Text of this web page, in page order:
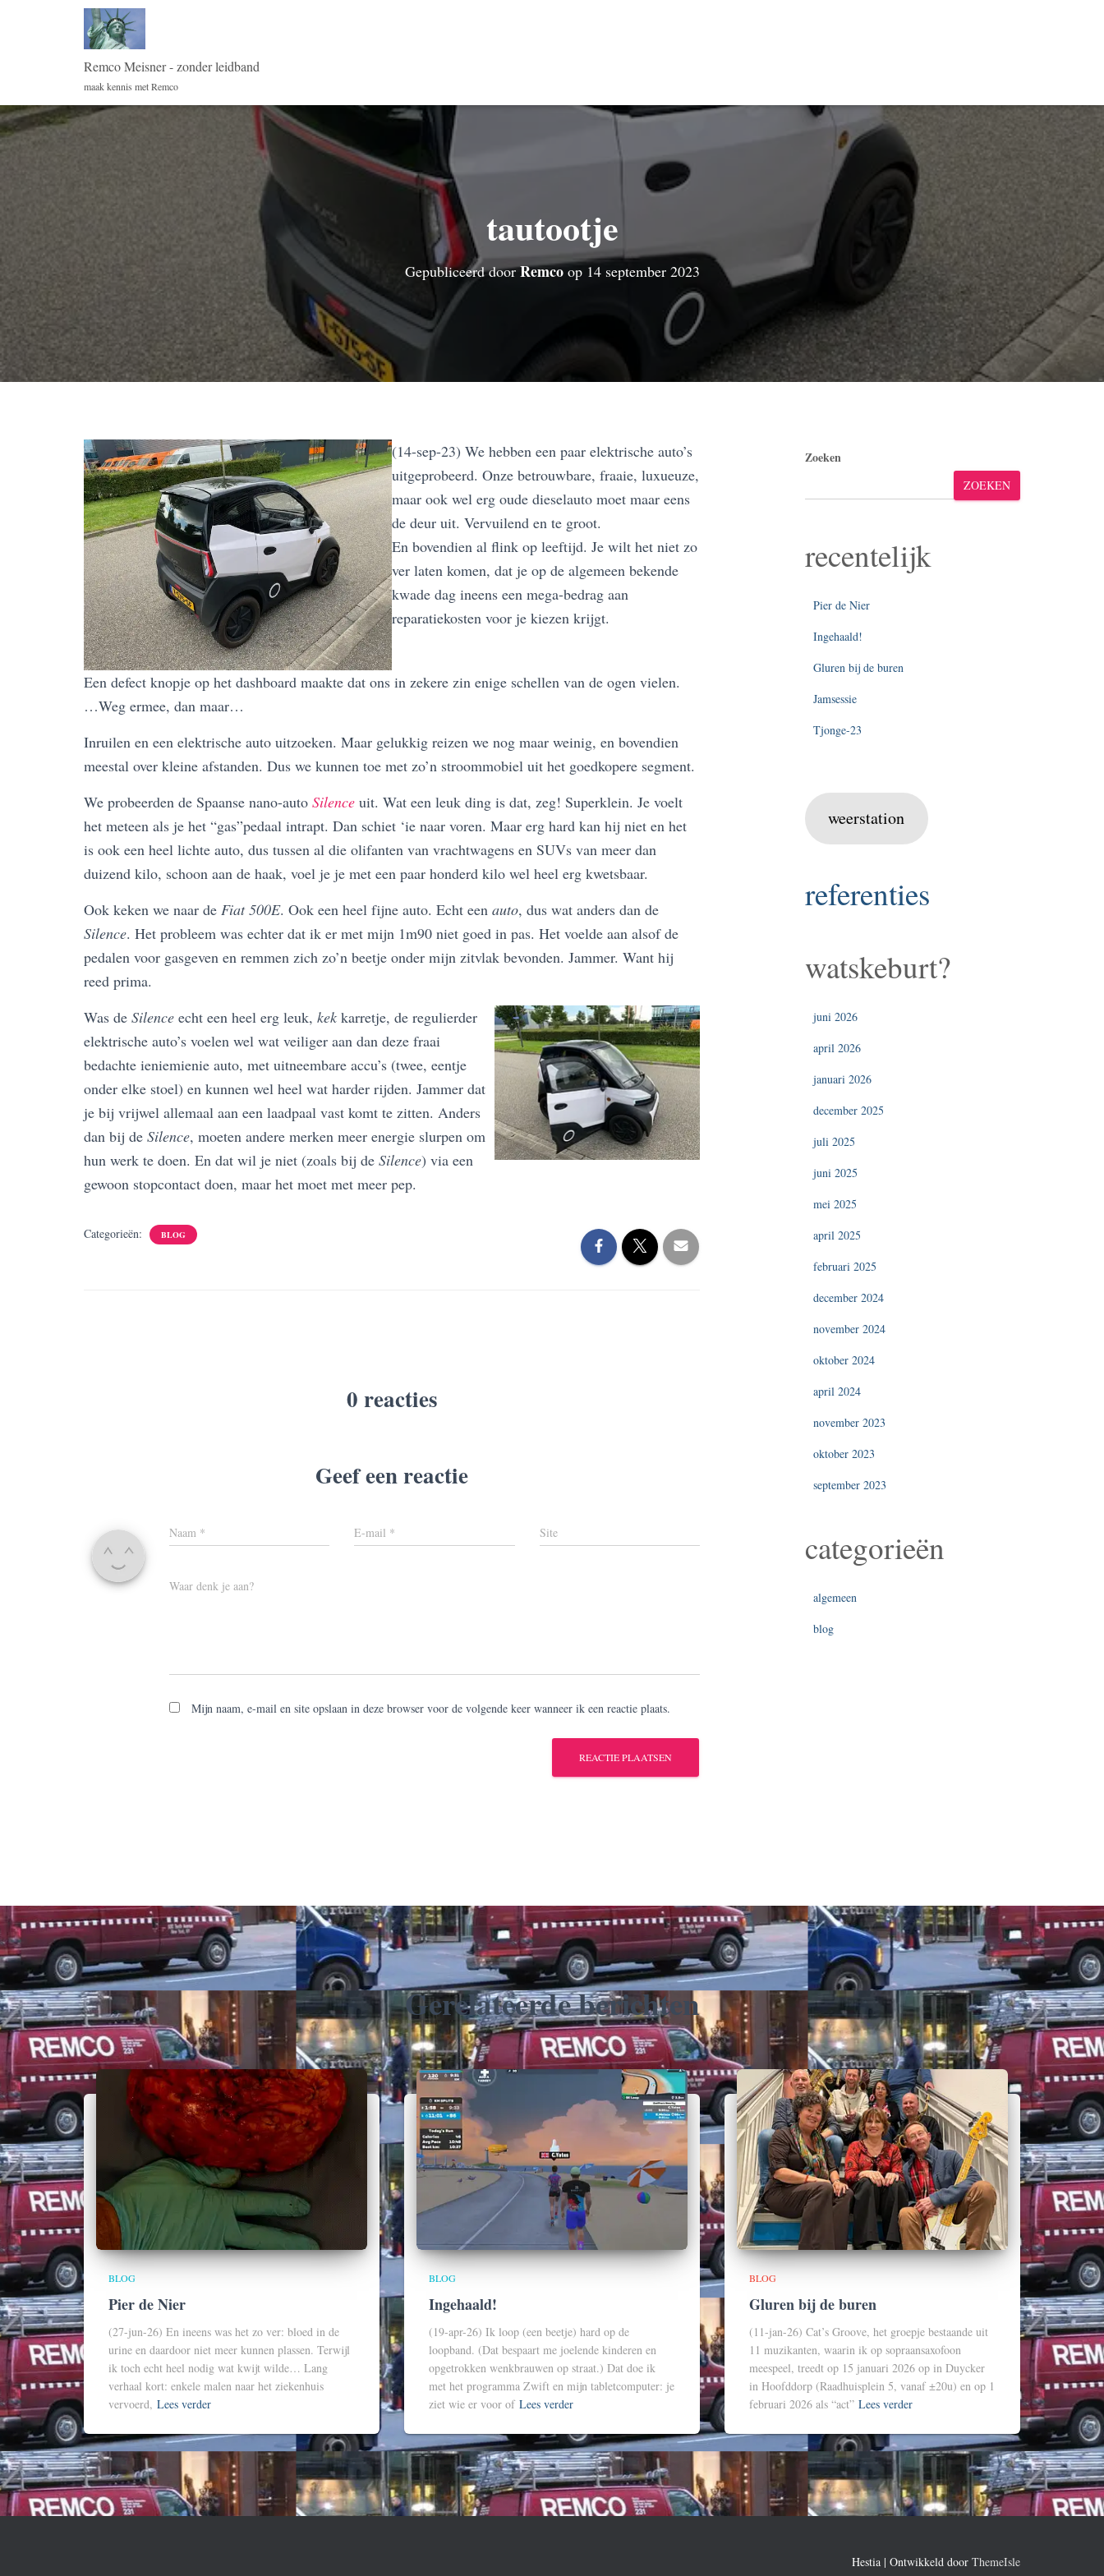
Remco Meisner - zonder leidband
maak kennis met Remco
tautootje
Gepubliceerd doorRemcoop 14 september 2023
(14-sep-23) We hebben een paar elektrische auto’s
uitgeprobeerd. Onze betrouwbare, fraaie, luxueuze,
maar ook wel erg oude dieselauto moet maar eens
de deur uit. Vervuilend en te groot.
En bovendien al flink op leeftijd. Je wilt het niet zo
ver laten komen, dat je op de algemeen bekende
kwade dag ineens een mega-bedrag aan
reparatiekosten voor je kiezen krijgt.
Een defect knopje op het dashboard maakte dat ons in zekere zin enige schellen van de ogen vielen.
…Weg ermee, dan maar…
Inruilen en een elektrische auto uitzoeken. Maar gelukkig reizen we nog maar weinig, en bovendien
meestal over kleine afstanden. Dus we kunnen toe met zo’n stroommobiel uit het goedkopere segment.
We probeerden de Spaanse nano-auto Silence uit. Wat een leuk ding is dat, zeg! Superklein. Je voelt
het meteen als je het “gas”pedaal intrapt. Dan schiet ‘ie naar voren. Maar erg hard kan hij niet en het
is ook een heel lichte auto, dus tussen al die olifanten van vrachtwagens en SUVs van meer dan
duizend kilo, schoon aan de haak, voel je je met een paar honderd kilo wel heel erg kwetsbaar.
Ook keken we naar de Fiat 500E. Ook een heel fijne auto. Echt een auto, dus wat anders dan de
Silence. Het probleem was echter dat ik er met mijn 1m90 niet goed in pas. Het voelde aan alsof de
pedalen voor gasgeven en remmen zich zo’n beetje onder mijn zitvlak bevonden. Jammer. Want hij
reed prima.
Was de Silence echt een heel erg leuk, kek karretje, de regulierder
elektrische auto’s voelen wel wat veiliger aan dan deze fraai
bedachte ieniemienie auto, met uitneembare accu’s (twee, eentje
onder elke stoel) en kunnen wel heel wat harder rijden. Jammer dat
je bij vrijwel allemaal aan een laadpaal vast komt te zitten. Anders
dan bij de Silence, moeten andere merken meer energie slurpen om
hun werk te doen. En dat wil je niet (zoals bij de Silence) via een
gewoon stopcontact doen, maar het moet met meer pep.
Categorieën: BLOG
0 reacties
Geef een reactie
Naam * E-mail * Site
Waar denk je aan?
Mijn naam, e-mail en site opslaan in deze browser voor de volgende keer wanneer ik een reactie plaats.
Zoeken
ZOEKEN
recentelijk
Pier de Nier
Ingehaald!
Gluren bij de buren
Jamsessie
Tjonge-23
weerstation
referenties
watskeburt?
juni 2026
april 2026
januari 2026
december 2025
juli 2025
juni 2025
mei 2025
april 2025
februari 2025
december 2024
november 2024
oktober 2024
april 2024
november 2023
oktober 2023
september 2023
categorieën
algemeen
blog
Gerelateerde berichten
BLOG
Pier de Nier
(27-jun-26) En ineens was het zo ver: bloed in de
urine en daardoor niet meer kunnen plassen. Terwijl
ik toch echt heel nodig wat kwijt wilde… Lang
verhaal kort: enkele malen naar het ziekenhuis
vervoerd, Lees verder
BLOG
Ingehaald!
(19-apr-26) Ik loop (een beetje) hard op de
loopband. (Dat bespaart me joelende kinderen en
opgetrokken wenkbrauwen op straat.) Dat doe ik
met het programma Zwift en mijn tabletcomputer: je
ziet wie er voor of Lees verder
BLOG
Gluren bij de buren
(11-jan-26) Cat’s Groove, het groepje bestaande uit
11 muzikanten, waarin ik op sopraansaxofoon
meespeel, treedt op 15 januari 2026 op in Duycker
in Hoofddorp (Raadhuisplein 5, vanaf ±20u) en op 1
februari 2026 als “act” Lees verder
Hestia | Ontwikkeld door ThemeIsle